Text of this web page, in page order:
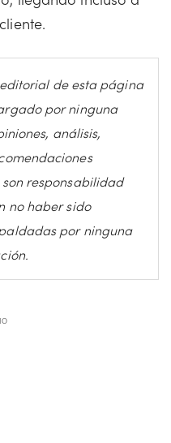
de esta página
por ninguna
análisis,
responsabilidad
no haber sido
por ninguna